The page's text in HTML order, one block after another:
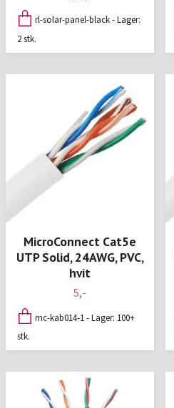
rl-solar-panel-black - Lager:
2 stk.
MicroConnect Cat5e
UTP Solid, 24AWG, PVC,
hvit
5,-
mc-kab014-1 - Lager: 100+
stk.